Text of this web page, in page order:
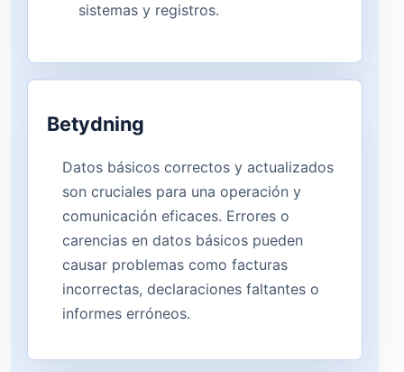
sistemas y registros.
Betydning
Datos básicos correctos y actualizados
son cruciales para una operación y
comunicación eficaces. Errores o
carencias en datos básicos pueden
causar problemas como facturas
incorrectas, declaraciones faltantes o
informes erróneos.